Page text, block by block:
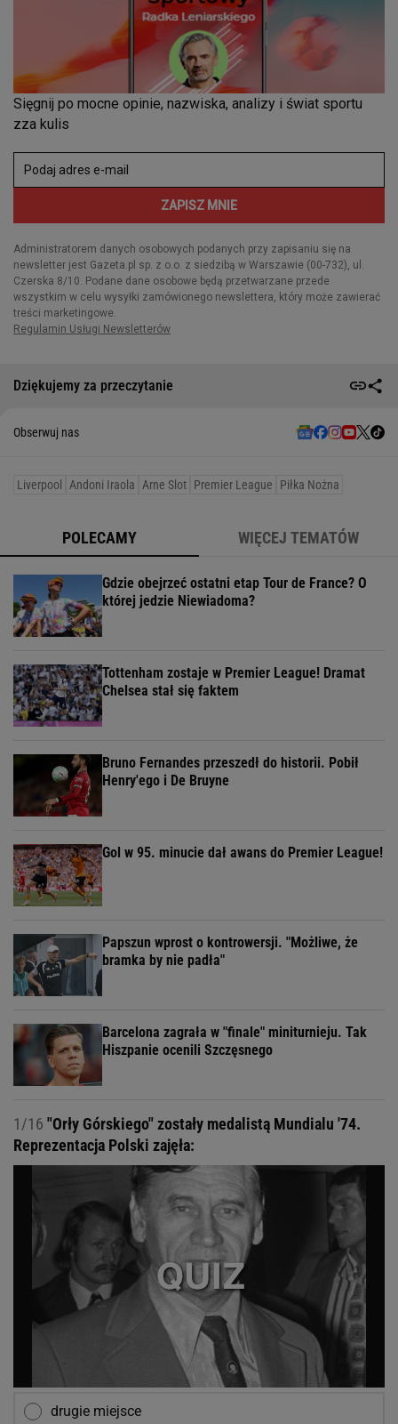
Dziękujemy za przeczytanie
Obserwuj nas
Liverpool Andoni Iraola Arne Slot Premier League Piłka Nożna
POLECAMY WIĘCEJ TEMATÓW
Gdzie obejrzeć ostatni etap Tour de France? O
której jedzie Niewiadoma?
Tottenham zostaje w Premier League! Dramat
Chelsea stał się faktem
Bruno Fernandes przeszedł do historii. Pobił
Henry'ego i De Bruyne
Gol w 95. minucie dał awans do Premier League!
Papszun wprost o kontrowersji. "Możliwe, że
bramka by nie padła"
Barcelona zagrała w "finale" miniturnieju. Tak
Hiszpanie ocenili Szczęsnego
1/16 "Orły Górskiego" zostały medalistą Mundialu '74.
Reprezentacja Polski zajęła:
drugie miejsce